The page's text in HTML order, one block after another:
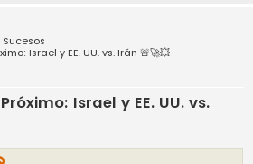
Israel y EE. UU. vs. Irán 🚨🚀💥
Israel y EE. UU. vs.